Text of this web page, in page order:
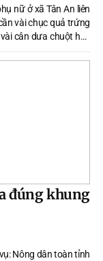
nữ ở xã Tân An liên
vài chục quả trứng
cân dưa chuột hay
hàng được chuyển
sản phẩm được thu
đúng khung
Nông dân toàn tỉnh